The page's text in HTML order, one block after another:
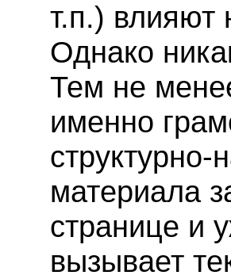
т.п.) влияют
Однако
Тем не
именно
структурно-
материала
странице и
вызывает